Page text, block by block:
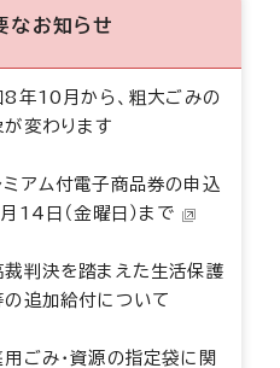
なお知らせ
8年10月から、粗大ごみの
が変わります
ミアム付電子商品券の申込
14日（金曜日）まで
裁判決を踏まえた生活保護
の追加給付について
用ごみ・資源の指定袋に関